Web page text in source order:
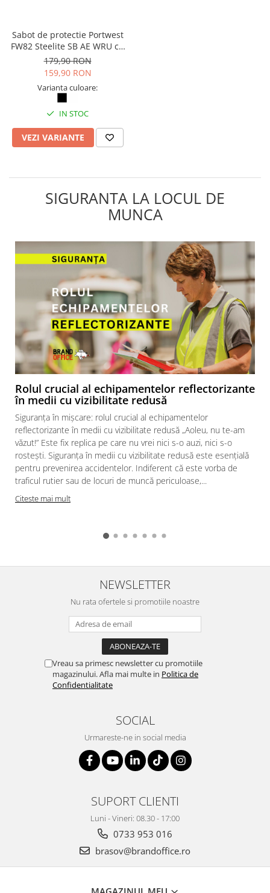
Sabot de protectie Portwest
FW82 Steelite SB AE WRU cu
bombeu metalic
179,90 RON
159,90 RON
Varianta culoare:
IN STOC
VEZI VARIANTE
SIGURANTA LA LOCUL DE
MUNCA
Rolul crucial al echipamentelor reflectorizante
în medii cu vizibilitate redusă
Siguranța în mișcare: rolul crucial al echipamentelor
reflectorizante în medii cu vizibilitate redusă „Aoleu, nu te-am
văzut!” Este fix replica pe care nu vrei nici s-o auzi, nici s-o
rostești. Siguranța în medii cu vizibilitate redusă este esențială
pentru prevenirea accidentelor. Indiferent că este vorba de
traficul rutier sau de locuri de muncă periculoase,...
Citeste mai mult
NEWSLETTER
Nu rata ofertele si promotiile noastre
Vreau sa primesc newsletter cu promotiile
magazinului. Afla mai multe in Politica de
Confidentialitate
SOCIAL
Urmareste-ne in social media
SUPORT CLIENTI
Luni - Vineri: 08.30 - 17:00
0733 953 016
brasov@brandoffice.ro